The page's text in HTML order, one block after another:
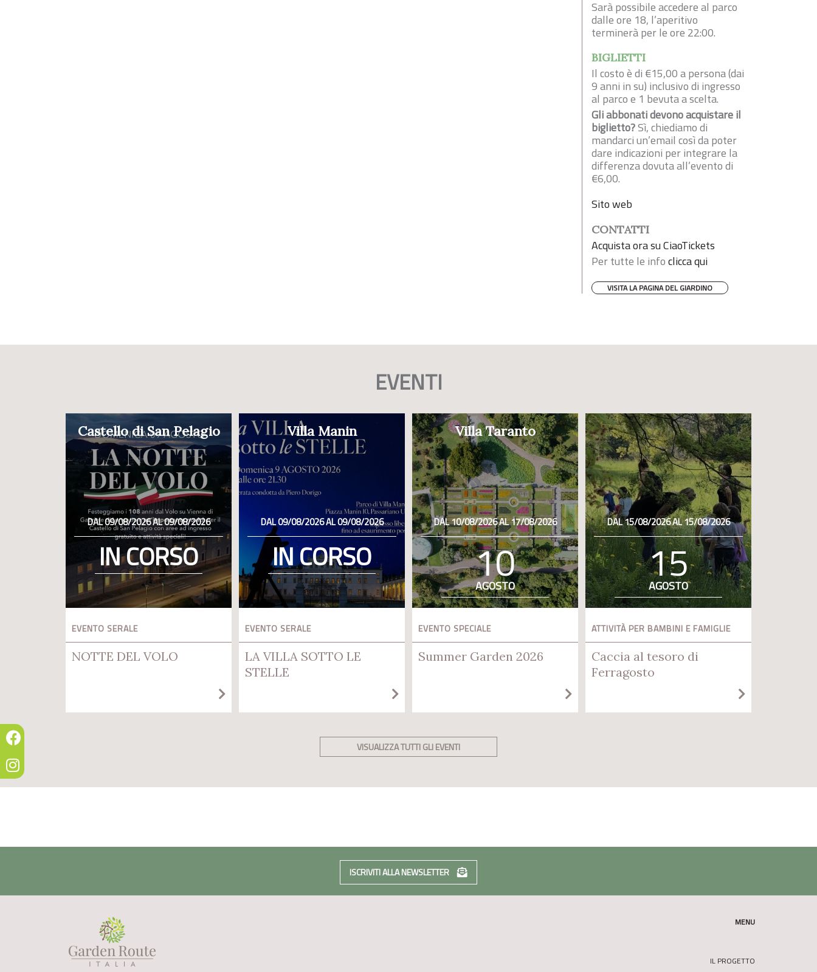
Sarà possibile accedere al parco
dalle ore 18, l’aperitivo
terminerà per le ore 22:00.
BIGLIETTI
Il costo è di €15,00 a persona (dai
9 anni in su) inclusivo di ingresso
al parco e 1 bevuta a scelta.
Gli abbonati devono acquistare il
biglietto?Sì, chiediamo di
mandarci un’email così da poter
dare indicazioni per integrare la
differenza dovuta all’evento di
€6,00.
Sito web
CONTATTI
Acquista ora su CiaoTickets
Per tutte le infoclicca qui
VISITA LA PAGINA DEL GIARDINO
EVENTI
Castello di San Pelagio
DAL 09/08/2026 AL 09/08/2026
IN CORSO
EVENTO SERALE
NOTTE DEL VOLO
Villa Manin
DAL 09/08/2026 AL 09/08/2026
IN CORSO
EVENTO SERALE
LA VILLA SOTTO LE
STELLE
Villa Taranto
DAL 10/08/2026 AL 17/08/2026
10
AGOSTO
EVENTO SPECIALE
Summer Garden 2026
DAL 15/08/2026 AL 15/08/2026
15
AGOSTO
ATTIVITÀ PER BAMBINI E FAMIGLIE
Caccia al tesoro di
Ferragosto
VISUALIZZA TUTTI GLI EVENTI
ISCRIVITI ALLA NEWSLETTER
MENU
IL PROGETTO